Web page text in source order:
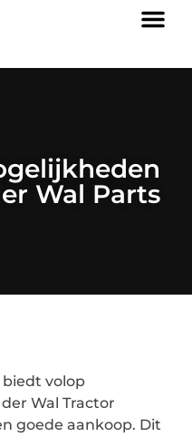
Wal Parts
biedt volop
Wal Tractor
goede aankoop. Dit